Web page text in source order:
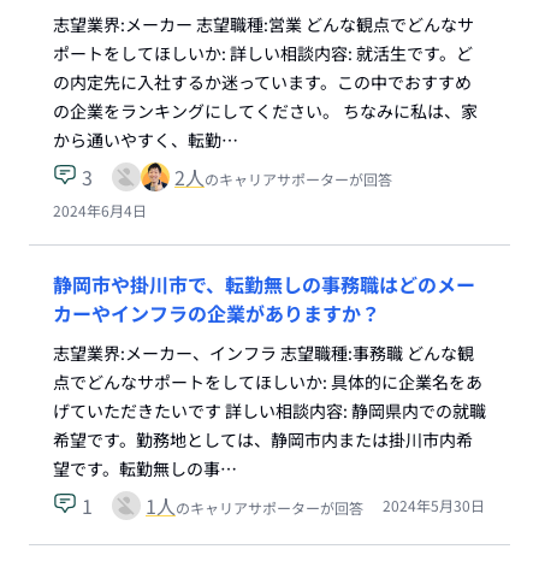
志望業界:メーカー 志望職種:営業 どんな観点でどんなサ
ポートをしてほしいか: 詳しい相談内容: 就活生です。ど
の内定先に入社するか迷っています。この中でおすすめ
の企業をランキングにしてください。 ちなみに私は、家
から通いやすく、転勤…
3 2人のキャリアサポーターが回答
2024年6月4日
静岡市や掛川市で、転勤無しの事務職はどのメー
カーやインフラの企業がありますか？
志望業界:メーカー、インフラ 志望職種:事務職 どんな観
点でどんなサポートをしてほしいか: 具体的に企業名をあ
げていただきたいです 詳しい相談内容: 静岡県内での就職
希望です。勤務地としては、静岡市内または掛川市内希
望です。転勤無しの事…
1 1人のキャリアサポーターが回答 2024年5月30日